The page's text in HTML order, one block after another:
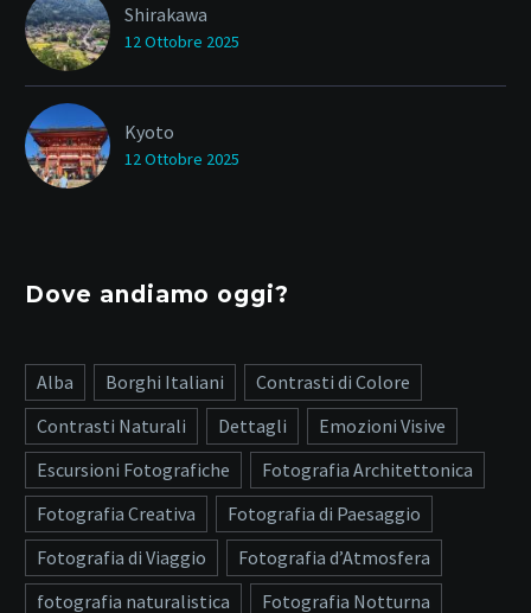
Shirakawa
12 Ottobre 2025
Kyoto
12 Ottobre 2025
Dove andiamo oggi?
Alba Borghi Italiani
Contrasti di Colore
Contrasti Naturali
Dettagli
Emozioni Visive
Escursioni Fotografiche
Fotografia Architettonica
Fotografia Creativa
Fotografia di Paesaggio
Fotografia di Viaggio
Fotografia d’Atmosfera
fotografia naturalistica
Fotografia Notturna